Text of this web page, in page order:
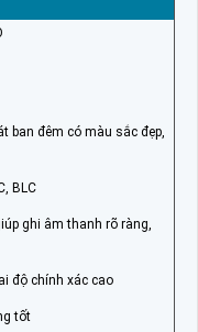
ban đêm có màu sắc đẹp,
BLC
ghi âm thanh rõ ràng,
độ chính xác cao
tốt